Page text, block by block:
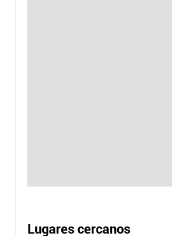
Lugares cercanos